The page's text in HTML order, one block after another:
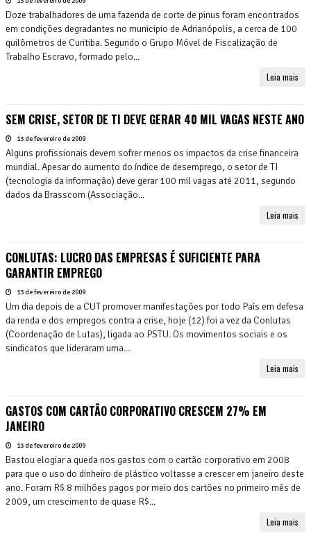
Doze trabalhadores de uma fazenda de corte de pinus foram encontrados
em condições degradantes no município de Adrianópolis, a cerca de 100
quilômetros de Curitiba. Segundo o Grupo Móvel de Fiscalização de
Trabalho Escravo, formado pelo...
Leia mais
SEM CRISE, SETOR DE TI DEVE GERAR 40 MIL VAGAS NESTE ANO
13 de fevereiro de 2009
Alguns profissionais devem sofrer menos os impactos da crise financeira
mundial. Apesar do aumento do índice de desemprego, o setor de TI
(tecnologia da informação) deve gerar 100 mil vagas até 2011, segundo
dados da Brasscom (Associação...
Leia mais
CONLUTAS: LUCRO DAS EMPRESAS É SUFICIENTE PARA
GARANTIR EMPREGO
13 de fevereiro de 2009
Um dia depois de a CUT promover manifestações por todo País em defesa
da renda e dos empregos contra a crise, hoje (12) foi a vez da Conlutas
(Coordenação de Lutas), ligada ao PSTU. Os movimentos sociais e os
sindicatos que lideraram uma...
Leia mais
GASTOS COM CARTÃO CORPORATIVO CRESCEM 27% EM
JANEIRO
13 de fevereiro de 2009
Bastou elogiar a queda nos gastos com o cartão corporativo em 2008
para que o uso do dinheiro de plástico voltasse a crescer em janeiro deste
ano. Foram R$ 8 milhões pagos por meio dos cartões no primeiro mês de
2009, um crescimento de quase R$...
Leia mais